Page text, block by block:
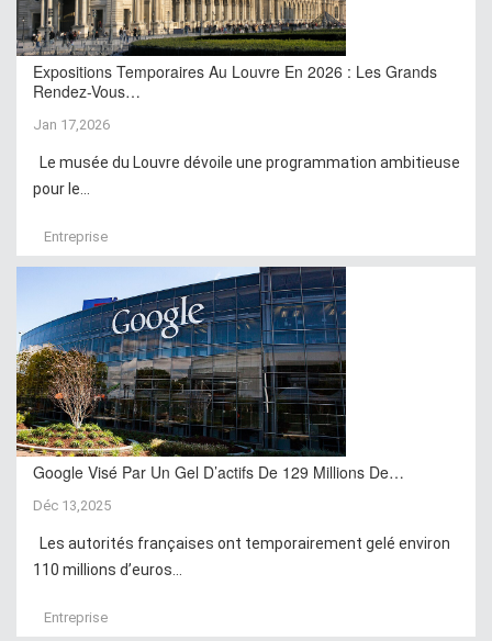
Expositions Temporaires Au Louvre En 2026 : Les Grands
Rendez-Vous…
Jan 17,2026
Le musée du Louvre dévoile une programmation ambitieuse
pour le...
Entreprise
Google Visé Par Un Gel D’actifs De 129 Millions De…
Déc 13,2025
Les autorités françaises ont temporairement gelé environ
110 millions d’euros...
Entreprise